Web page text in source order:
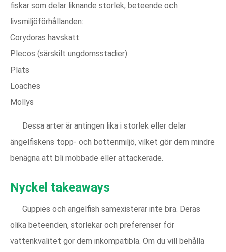
fiskar som delar liknande storlek, beteende och
livsmiljöförhållanden:
Corydoras havskatt
Plecos (särskilt ungdomsstadier)
Plats
Loaches
Mollys
Dessa arter är antingen lika i storlek eller delar
ängelfiskens topp- och bottenmiljö, vilket gör dem mindre
benägna att bli mobbade eller attackerade.
Nyckel takeaways
Guppies och angelfish samexisterar inte bra. Deras
olika beteenden, storlekar och preferenser för
vattenkvalitet gör dem inkompatibla. Om du vill behålla